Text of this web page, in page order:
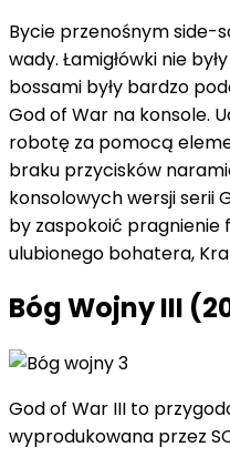
Bycie przenośnym side-
wady. Łamigłówki nie
bossami były bardzo
God of War na konsole.
robotę za pomocą
braku przycisków
konsolowych wersji serii
by zaspokoić
ulubionego bohatera,
Bóg Wojny III
God of War III to
wyprodukowana przez